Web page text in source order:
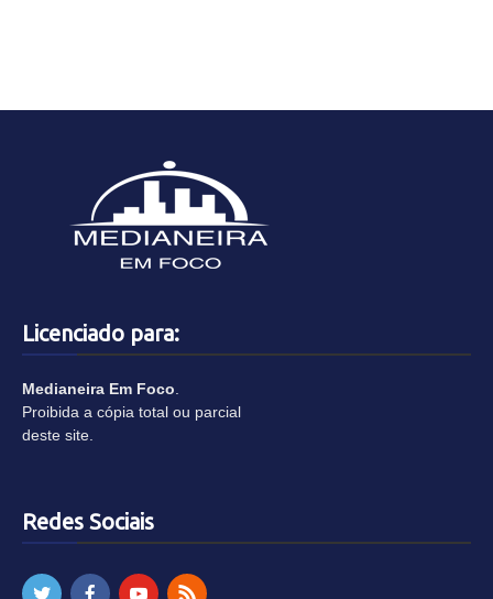
Licenciado para:
Medianeira Em Foco
Proibida a cópia total ou parcial
deste site.
Redes Sociais